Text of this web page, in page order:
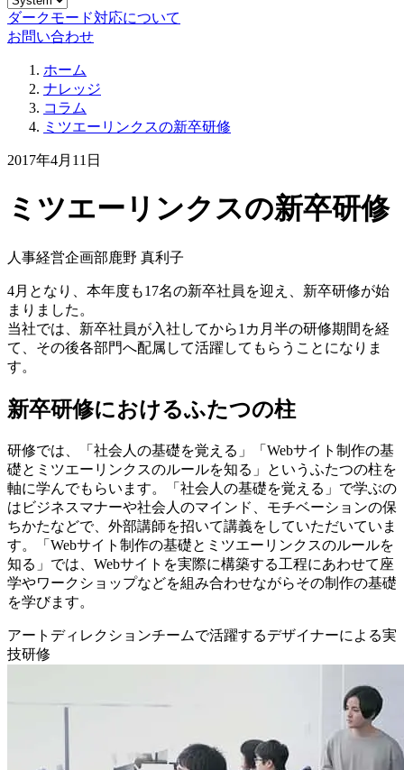
ダークモード対応について
お問い合わせ
ホーム
ナレッジ
コラム
ミツエーリンクスの新卒研修
2017年4月11日
ミツエーリンクスの新卒研修
人事経営企画部鹿野 真利子
4月となり、本年度も17名の新卒社員を迎え、新卒研修が始
まりました。
当社では、新卒社員が入社してから1カ月半の研修期間を経
て、その後各部門へ配属して活躍してもらうことになりま
す。
新卒研修におけるふたつの柱
研修では、「社会人の基礎を覚える」「Webサイト制作の基
礎とミツエーリンクスのルールを知る」というふたつの柱を
軸に学んでもらいます。「社会人の基礎を覚える」で学ぶの
はビジネスマナーや社会人のマインド、モチベーションの保
ちかたなどで、外部講師を招いて講義をしていただいていま
す。「Webサイト制作の基礎とミツエーリンクスのルールを
知る」では、Webサイトを実際に構築する工程にあわせて座
学やワークショップなどを組み合わせながらその制作の基礎
を学びます。
アートディレクションチームで活躍するデザイナーによる実
技研修